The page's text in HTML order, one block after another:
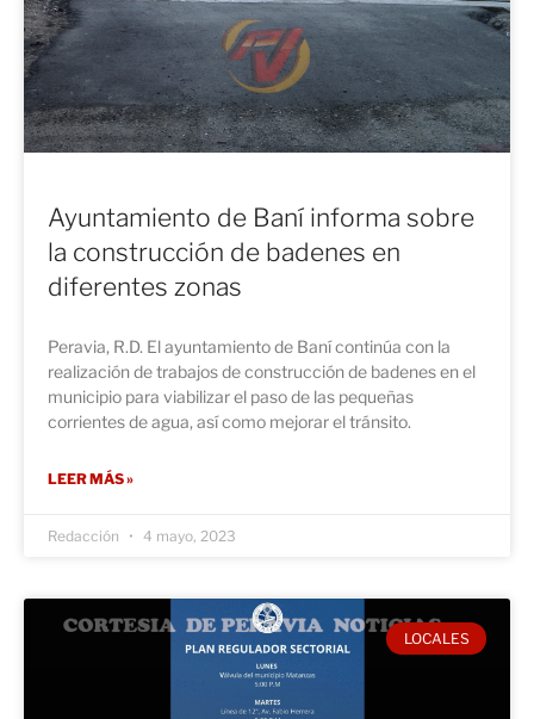
Ayuntamiento de Baní informa sobre
la construcción de badenes en
diferentes zonas
Peravia, R.D. El ayuntamiento de Baní continúa con la
realización de trabajos de construcción de badenes en el
municipio para viabilizar el paso de las pequeñas
corrientes de agua, así como mejorar el tránsito.
LEER MÁS »
Redacción 4 mayo, 2023
LOCALES